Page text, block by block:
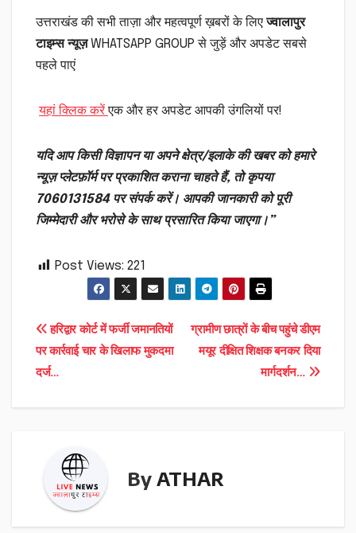
उत्तराखंड की सभी ताज़ा और महत्वपूर्ण ख़बरों के लिएज्वालापुर
टाइम्स न्यूज़WHATSAPP GROUP से जुड़ें और अपडेट सबसे
पहले पाएं
यहां क्लिक करेंएक और हर अपडेट आपकी उंगलियों पर!
यदि आप किसी विज्ञापन या अपने क्षेत्र/इलाके की खबर को हमारे
न्यूज़ प्लेटफ़ॉर्म पर प्रकाशित कराना चाहते हैं, तो कृपया
7060131584 पर संपर्क करें। आपकी जानकारी को पूरी
जिम्मेदारी और भरोसे के साथ प्रसारित किया जाएगा।”
Post Views: 221
Post
navigation
ग्रामीण छात्रों के बीच पहुंचे डीएम
मयूर दीक्षित शिक्षक बनकर दिया
मार्गदर्शन…
हरिद्वार कोर्ट में फर्जी जमानतियों
पर कार्रवाई चार के खिलाफ मुकदमा
दर्ज…
By ATHAR